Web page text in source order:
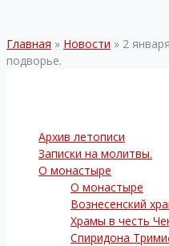
Главная » Новости » 2
подворье.
Архив летописи
Записки на молитвы.
О монастыре
О монастыре
Вознесенский
Храмы в честь
Спиридона